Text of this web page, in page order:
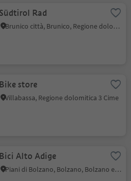
Südtirol Rad
Brunico città, Brunico, Regione dolomitica Plan de Corones
Bike store
Villabassa, Regione dolomitica 3 Cime
Bici Alto Adige
Piani di Bolzano, Bolzano, Bolzano e dintorni